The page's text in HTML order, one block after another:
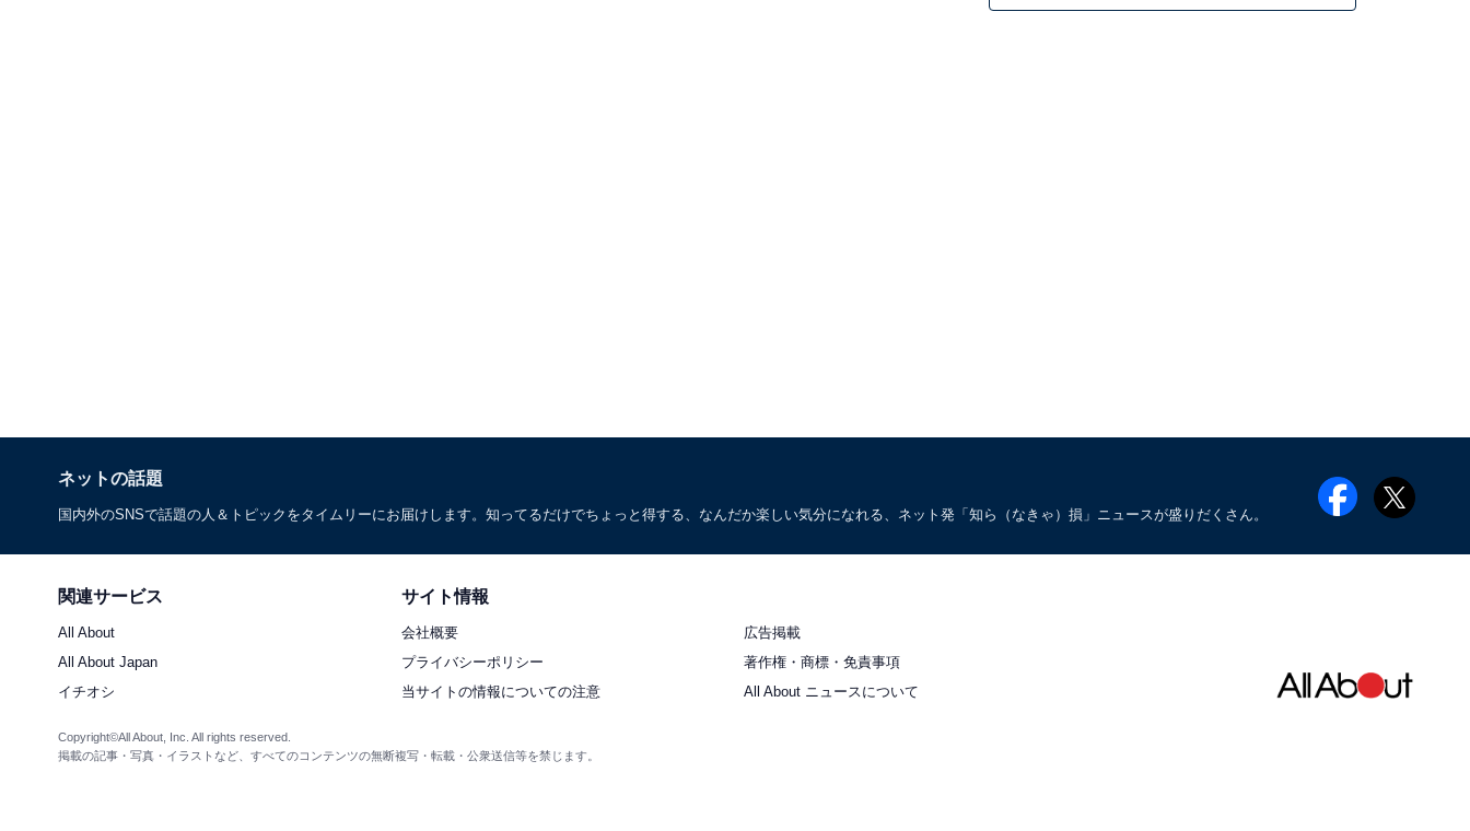
ネットの話題
国内外のSNSで話題の人＆トピックをタイムリーにお届けします。知ってるだけでちょっと得する、なんだか楽しい気分になれる、ネット発「知ら（なきゃ）損」ニュースが盛りだくさん。
関連サービス
All About
All About Japan
イチオシ
サイト情報
会社概要
広告掲載
プライバシーポリシー
著作権・商標・免責事項
当サイトの情報についての注意
All About ニュースについて
Copyright©All About, Inc. All rights reserved.
掲載の記事・写真・イラストなど、すべてのコンテンツの無断複写・転載・公衆送信等を禁じます。